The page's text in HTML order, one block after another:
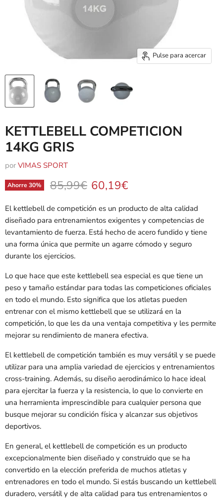
Pulse para acercar
KETTLEBELL COMPETICION
14KG GRIS
por VIMAS SPORT
Ahorre30% Precio original
85,99€ Precio actual
60,19€
El kettlebell de competición es un producto de alta calidad
diseñado para entrenamientos exigentes y competencias de
levantamiento de fuerza. Está hecho de acero fundido y tiene
una forma única que permite un agarre cómodo y seguro
durante los ejercicios.
Lo que hace que este kettlebell sea especial es que tiene un
peso y tamaño estándar para todas las competiciones oficiales
en todo el mundo. Esto significa que los atletas pueden
entrenar con el mismo kettlebell que se utilizará en la
competición, lo que les da una ventaja competitiva y les permite
mejorar su rendimiento de manera efectiva.
El kettlebell de competición también es muy versátil y se puede
utilizar para una amplia variedad de ejercicios y entrenamientos
cross-training. Además, su diseño aerodinámico lo hace ideal
para ejercitar la fuerza y ​​la resistencia, lo que lo convierte en
una herramienta imprescindible para cualquier persona que
busque mejorar su condición física y alcanzar sus objetivos
deportivos.
En general, el kettlebell de competición es un producto
excepcionalmente bien diseñado y construido que se ha
convertido en la elección preferida de muchos atletas y
entrenadores en todo el mundo. Si estás buscando un kettlebell
duradero, versátil y de alta calidad para tus entrenamientos o